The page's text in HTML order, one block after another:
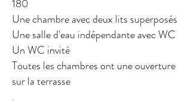
180
Une chambre avec deux lits superposés
Une salle d'eau indépendante avec WC
Un WC invité
Toutes les chambres ont une ouverture
sur la terrasse
.